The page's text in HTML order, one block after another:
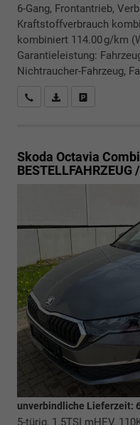
6-Gang, Frontantrieb,
Kraftstoffverbrauch
kombiniert 114.00 g/km
Garantieleistung:
Nichtraucher-Fahrzeug,
Rückrufbitte absenden
PDF-Datei,
Skoda Octavia Combi
BESTELLFAHRZEUG
unverbindliche Lieferzeit:
5-türig, 1.5TSI mHEV,